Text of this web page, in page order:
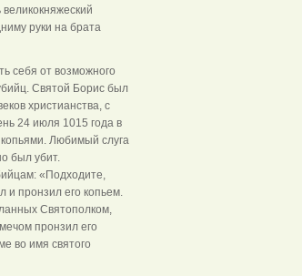
руки на брата
себя от возможного
Святой Борис был
христианства, с
24 июля 1015 года в
Любимый слуга
был убит.
«Подходите,
и пронзил его копьем.
Святополком,
пронзил его
во имя святого